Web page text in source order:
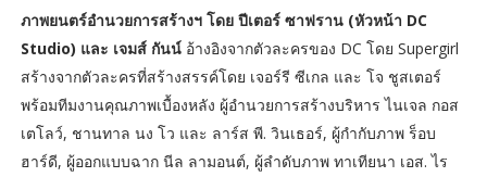
ภาพยนตร์อำนวยการสร้างฯ โดย ปีเตอร์ ซาฟราน (หัวหน้า DC
Studio) และ เจมส์ กันน์ อ้างอิงจากตัวละครของ DC โดย Supergirl
สร้างจากตัวละครที่สร้างสรรค์โดย เจอร์รี ซีเกล และ โจ ชูสเตอร์
พร้อมทีมงานคุณภาพเบื้องหลัง ผู้อำนวยการสร้างบริหาร ไนเจล กอส
เตโลว์, ชานทาล นง โว และ ลาร์ส พี. วินเธอร์, ผู้กำกับภาพ ร็อบ
ฮาร์ดี, ผู้ออกแบบฉาก นีล ลามอนต์, ผู้ลำดับภาพ ทาเทียนา เอส. ไร